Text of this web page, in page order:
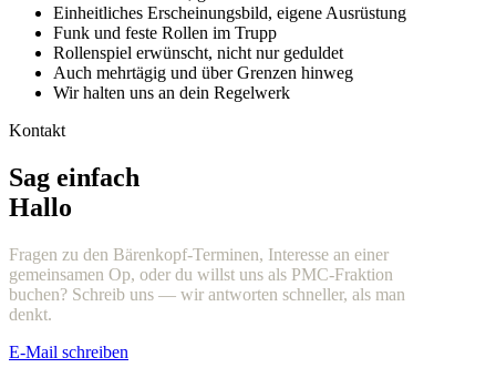
Einheitliches Erscheinungsbild, eigene Ausrüstung
Funk und feste Rollen im Trupp
Rollenspiel erwünscht, nicht nur geduldet
Auch mehrtägig und über Grenzen hinweg
Wir halten uns an dein Regelwerk
Kontakt
Sag einfach
Hallo
Fragen zu den Bärenkopf-Terminen, Interesse an einer
gemeinsamen Op, oder du willst uns als PMC-Fraktion
buchen? Schreib uns — wir antworten schneller, als man
denkt.
E-Mail schreiben